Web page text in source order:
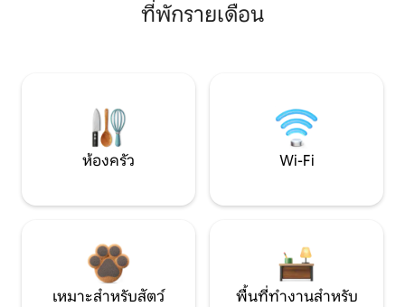
ที่พักรายเดือน
ห้องครัว Wi-Fi
เหมาะสำหรับสัตว์
พื้นที่ทำงานสำหรับ